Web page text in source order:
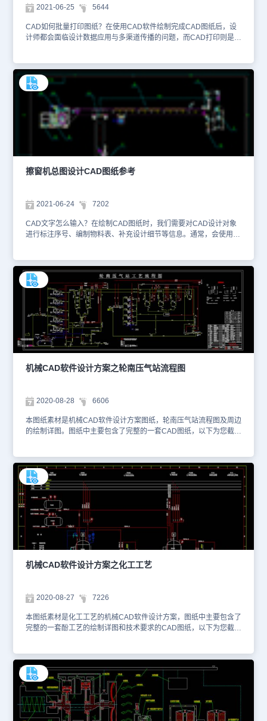
2021-06-25 5644
CAD如何批量打印图纸？在使用CAD软件绘制完成CAD图纸后，设
计师都会面临设计数据应用与多渠道传播的问题，而CAD打印则是最
各种答应需求。本文件是机械CAD软件设计方案资源中、使用CAD
软件绘制的臂头回转机构CAD图纸。以下截取了该CAD图纸的相关
预览图，如下所示。该臂头回转机构CAD图纸主要绘制了该机械机构
的多视角图，如正视图、俯视图、左视图、局部放大图、零部件细则
图等内容。同时，还使用CAD文字标注了相应的设备表、施工技术要
求、零部件详情信息。 该臂头回转机构CAD图纸是一套相对完整的
机械设备CAD图纸下载素材，包含了多方面的设计、工艺、制造信
息。在日常工作中，相关人员通过使用CAD批量打印功能，将CAD
图纸进行打印和信息交流。想要查看更多CAD图纸资源，大家可以在
浩辰CAD官网的CAD图纸共享库或者图纸交易中心来进行查看。本
CAD图纸作为学习资料参考，请勿用于商业用途。
擦窗机总图设计CAD图纸参考
2021-06-24 7202
CAD文字怎么输入？在绘制CAD图纸时，我们需要对CAD设计对象
进行标注序号、编制物料表、补充设计细节等信息。通常，会使用
详细的操作步骤。本文件是机械CAD软件设计方案资源中、使用
CAD软件绘制的擦窗机总图设计CAD图纸。该CAD图纸为DWG格
式，我们可以使用浩辰CAD、浩辰CAD看图王进行查看。以下截取
了该CAD图纸的相关预览图。1、该擦窗机总图设计CAD图纸就是今
天小编要给CAD制图初学入门小伙伴介绍，如下图所示。该图纸绘制
了该机械设备的装配总图，并给各关键零部件标注了引线序号，在物
料表中CAD文字注明了相应的名称。 2、下面这张是有关擦窗机总图
设备表，从表中我们可以看到擦窗机包含了各种不同规格的电机还有
支撑件等等，安装位置也在表格中做了相应的说明。 通过该擦窗机
总图设计CAD图纸，设计评审、生产模拟、物料采购、零部件装配等
各环节工作人员可以获取相应的CAD设计信息。浩辰CAD官网提供
CAD制图练习。本CAD图纸作为学习资料参考，请勿用于商业用
途。
机械CAD软件设计方案之轮南压气站流程图
2020-08-28 6606
本图纸素材是机械CAD软件设计方案图纸，轮南压气站流程图及周边
的绘制详图。图纸中主要包含了完整的一套CAD图纸，以下为您截图
考，请勿用于商业用途。更多CAD机械零件制图的图纸库资源，可关
注浩辰CAD软件官网进行查看学习交流。
机械CAD软件设计方案之化工工艺
2020-08-27 7226
本图纸素材是化工工艺的机械CAD软件设计方案，图纸中主要包含了
完整的一套酚工艺的绘制详图和技术要求的CAD图纸，以下为您截图
料参考，请勿用于商业用途。更多CAD机械零件制图的图纸库资源，
可关注浩辰CAD软件官网进行查看学习交流。